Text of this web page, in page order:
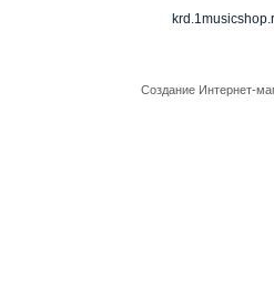
Создание Интернет-